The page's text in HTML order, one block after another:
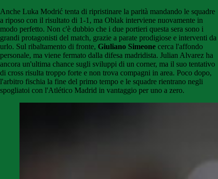
Anche Luka Modrić tenta di ripristinare la parità mandando le squadre
a riposo con il risultato di 1-1, ma Oblak interviene nuovamente in
modo perfetto. Non c'è dubbio che i due portieri questa sera sono i
grandi protagonisti del match, grazie a parate prodigiose e interventi da
urlo. Sul ribaltamento di fronte, Giuliano Simeone cerca l'affondo
personale, ma viene fermato dalla difesa madridista. Julian Alvarez ha
ancora un'ultima chance sugli sviluppi di un corner, ma il suo tentativo
di cross risulta troppo forte e non trova compagni in area. Poco dopo,
l'arbitro fischia la fine del primo tempo e le squadre rientrano negli
spogliatoi con l'Atlético Madrid in vantaggio per uno a zero.